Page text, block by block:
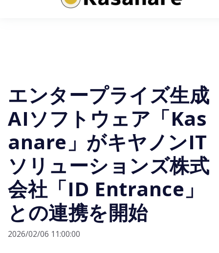
エンタープライズ生成
AIソフトウェア「Kas
anare」がキヤノンIT
ソリューションズ株式
会社「ID Entrance」
との連携を開始
2026/02/06 11:00:00